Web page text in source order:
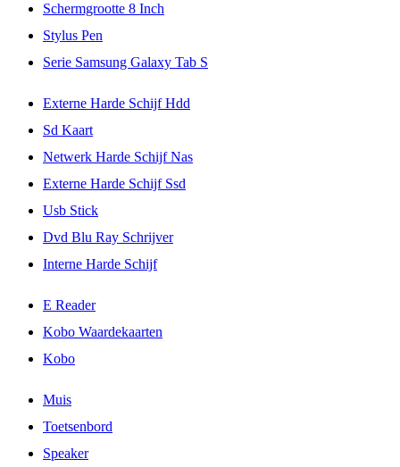
Schermgrootte 8 Inch
Stylus Pen
Serie Samsung Galaxy Tab S
Externe Harde Schijf Hdd
Sd Kaart
Netwerk Harde Schijf Nas
Externe Harde Schijf Ssd
Usb Stick
Dvd Blu Ray Schrijver
Interne Harde Schijf
E Reader
Kobo Waardekaarten
Kobo
Muis
Toetsenbord
Speaker